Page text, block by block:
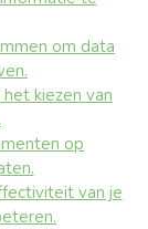
om data
kiezen van
op
van je